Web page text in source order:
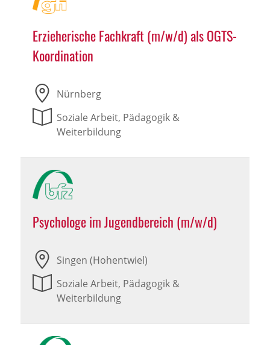
Erzieherische Fachkraft (m/w/d) als OGTS-
Koordination
Nürnberg
Soziale Arbeit, Pädagogik &
Weiterbildung
Psychologe im Jugendbereich (m/w/d)
Singen (Hohentwiel)
Soziale Arbeit, Pädagogik &
Weiterbildung